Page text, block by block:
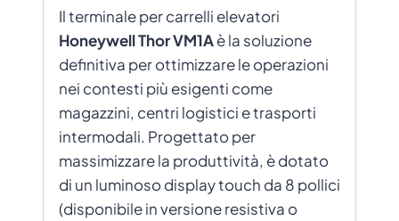
Il terminale per carrelli elevatori
Honeywell Thor VM1Aè la soluzione
definitiva per ottimizzare le operazioni
nei contesti più esigenti come
magazzini, centri logistici e trasporti
intermodali. Progettato per
massimizzare la produttività, è dotato
di un luminoso display touch da 8 pollici
(disponibile in versione resistiva o